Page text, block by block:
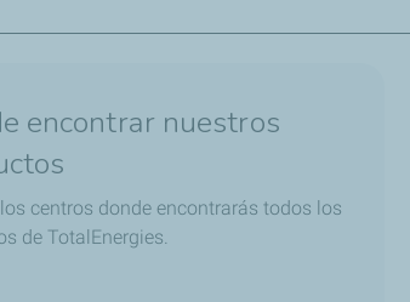
análisis de costos sobre la compra de
encontrar nuestros
centros donde encontrarás todos los
de TotalEnergies.